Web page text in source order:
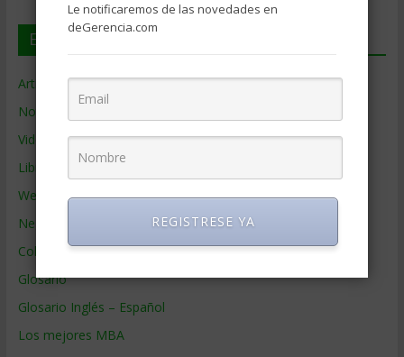
En deGerencia.com
Artículos de Gerencia
Noticias de Gerencia
Videos de Gerencia
Libros de Gerencia
Webs de Gerencia
Negocios por País
Colaboradores de Gerencia
Glosario
Glosario Inglés – Español
Los mejores MBA
Le notificaremos de las novedades en
deGerencia.com
REGISTRESE YA